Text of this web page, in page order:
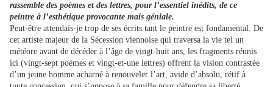
rassemble des poèmes et des lettres, pour l’essentiel inédits, de ce
peintre à l’esthétique provocante mais géniale.
Peut-être attendais-je trop de ses écrits tant le peintre est fondamental. De
cet artiste majeur de la Sécession viennoise qui traversa la vie tel un
météore avant de décéder à l’âge de vingt-huit ans, les fragments réunis
ici (vingt-sept poèmes et vingt-et-une lettres) offrent la vision contrastée
d’un jeune homme acharné à renouveler l’art, avide d’absolu, rétif à